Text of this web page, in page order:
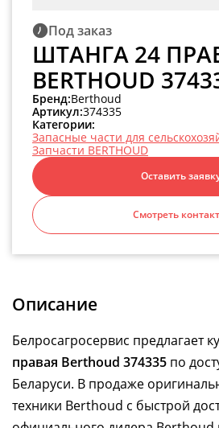
Под заказ
ШТАНГА 24
BERTHOUD
Бренд:Berthoud
Артикул:374335
Категории:
Запасные части для
Запчасти BERTHOUD
Оставить
Смотреть
Описание
Белросагросервис предлагает
правая Berthoud 374335 по
Беларуси. В продаже
техники Berthoud с быстрой